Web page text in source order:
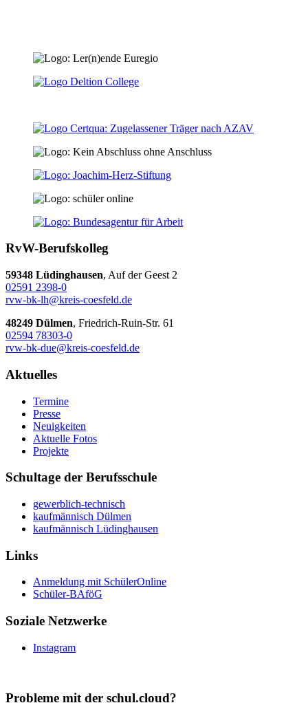
RvW-Berufskolleg
59348 Lüdinghausen, Auf der Geest 2
02591 2398-0
rvw-bk-lh@kreis-coesfeld.de
48249 Dülmen, Friedrich-Ruin-Str. 61
02594 78303-0
rvw-bk-due@kreis-coesfeld.de
Aktuelles
Termine
Presse
Neuigkeiten
Aktuelle Fotos
Projekte
Schultage der Berufsschule
gewerblich-technisch
kaufmännisch Dülmen
kaufmännisch Lüdinghausen
Links
Anmeldung mit SchülerOnline
Schüler-BAföG
Soziale Netzwerke
Instagram
Probleme mit der schul.cloud?